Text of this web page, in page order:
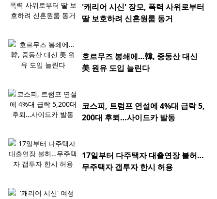
'캐리어 시신' 장모, 폭력 사위로부터
딸 보호하려 신혼원룸 동거
호르무즈 봉쇄에…韓, 중동산 대신
美 원유 도입 늘린다
코스피, 트럼프 연설에 4%대 급락 5,
200대 후퇴…사이드카 발동
17일부터 다주택자 대출연장 불허…
무주택자 갭투자 한시 허용